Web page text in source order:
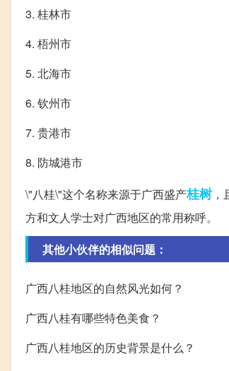
3. 桂林市
4. 梧州市
5. 北海市
6. 钦州市
7. 贵港市
8. 防城港市
\"八桂\"这个名称来源于广西盛产桂树，
方和文人学士对广西地区的常用称呼。
其他小伙伴的相似问题：
广西八桂地区的自然风光如何？
广西八桂有哪些特色美食？
广西八桂地区的历史背景是什么？